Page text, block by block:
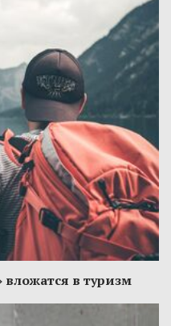
вложатся в туризм